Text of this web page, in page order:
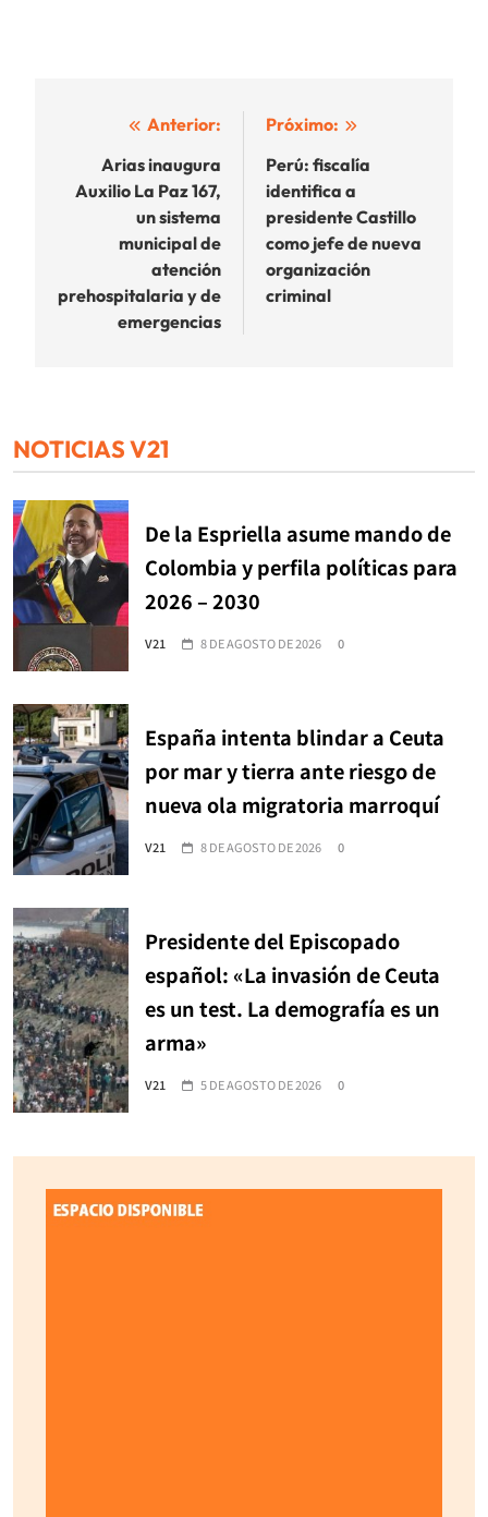
Navegación
entradas
Anterior:
Arias inaugura
Auxilio La Paz 167,
un sistema
municipal de
atención
prehospitalaria y de
emergencias
Próximo:
Perú: fiscalía
identifica a
presidente Castillo
como jefe de nueva
organización
criminal
NOTICIAS V21
De la Espriella asume mando de
Colombia y perfila políticas para
2026 – 2030
V21 8 DE AGOSTO DE 2026 0
España intenta blindar a Ceuta
por mar y tierra ante riesgo de
nueva ola migratoria marroquí
V21 8 DE AGOSTO DE 2026 0
Presidente del Episcopado
español: «La invasión de Ceuta
es un test. La demografía es un
arma»
V21 5 DE AGOSTO DE 2026 0